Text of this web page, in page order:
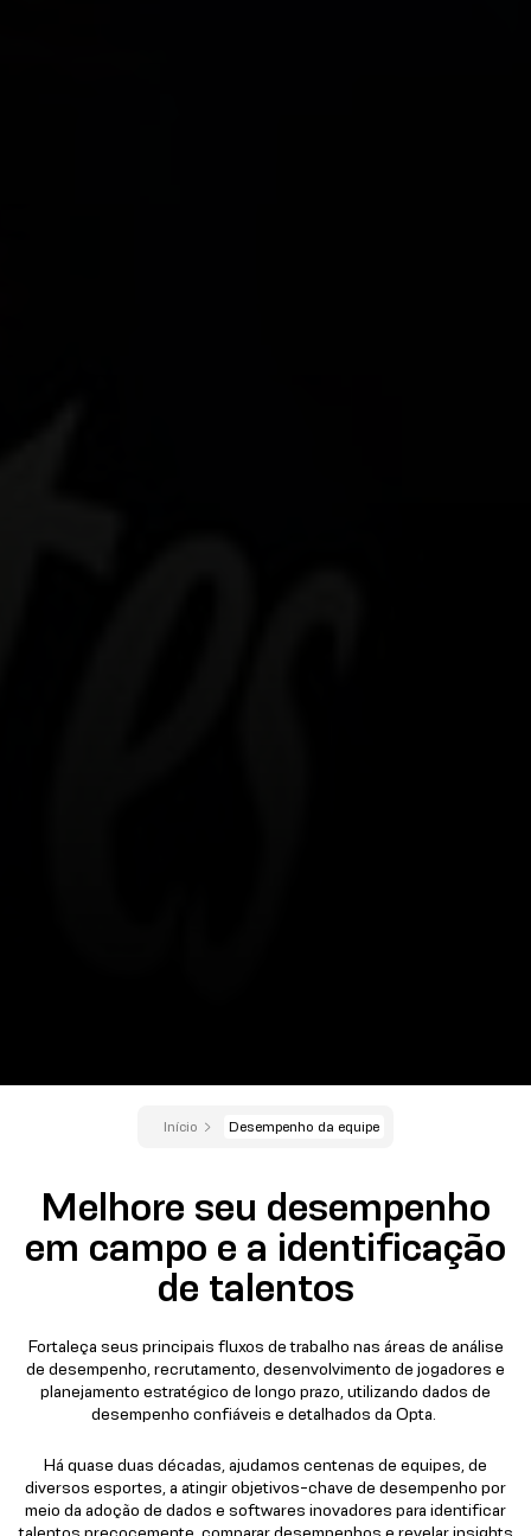
Início Desempenho da equipe
Melhore seu desempenho
em campo e a identificação
de talentos
Fortaleça seus principais fluxos de trabalho nas áreas de análise
de desempenho, recrutamento, desenvolvimento de jogadores e
planejamento estratégico de longo prazo, utilizando dados de
desempenho confiáveis e detalhados da Opta.
Há quase duas décadas, ajudamos centenas de equipes, de
diversos esportes, a atingir objetivos-chave de desempenho por
meio da adoção de dados e softwares inovadores para identificar
talentos precocemente, comparar desempenhos e revelar insights